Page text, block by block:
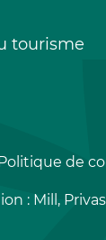
tourisme
de
: Mill, Privas